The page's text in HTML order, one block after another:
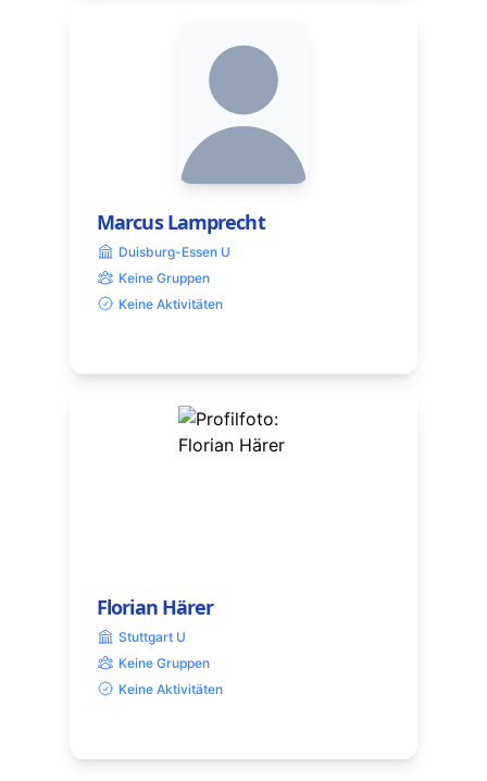
Marcus Lamprecht
Duisburg-Essen U
Keine Gruppen
Keine Aktivitäten
Florian Härer
Stuttgart U
Keine Gruppen
Keine Aktivitäten